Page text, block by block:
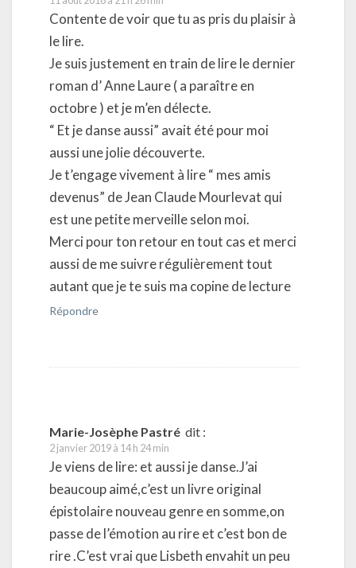
Contente de voir que tu as pris du plaisir à
le lire.
Je suis justement en train de lire le dernier
roman d’ Anne Laure ( a paraître en
octobre ) et je m’en délecte.
“ Et je danse aussi” avait été pour moi
aussi une jolie découverte.
Je t’engage vivement à lire “ mes amis
devenus” de Jean Claude Mourlevat qui
est une petite merveille selon moi.
Merci pour ton retour en tout cas et merci
aussi de me suivre régulièrement tout
autant que je te suis ma copine de lecture
Répondre
Marie-Josèphe Pastré dit :
2 janvier 2019 à 14 h 24 min
Je viens de lire: et aussi je danse.J’ai
beaucoup aimé,c’est un livre original
épistolaire nouveau genre en somme,on
passe de l’émotion au rire et c’est bon de
rire .C’est vrai que Lisbeth envahit un peu